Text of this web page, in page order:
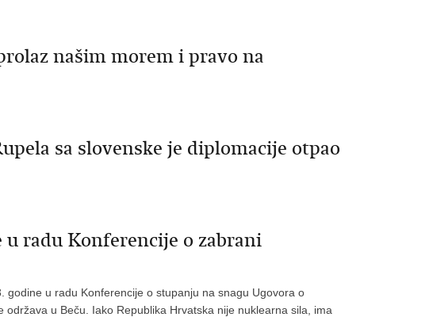
našim morem i pravo na
sa slovenske je diplomacije otpao
radu Konferencije o zabrani
godine u radu Konferencije o stupanju na snagu Ugovora o
u Beču. Iako Republika Hrvatska nije nuklearna sila, ima